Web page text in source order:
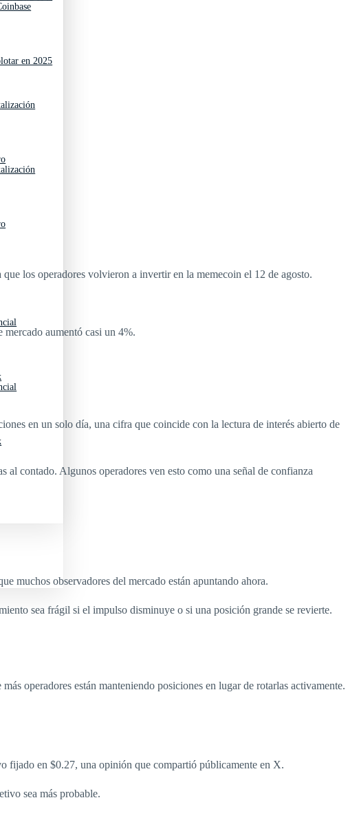
en 2025
los operadores volvieron a invertir en la memecoin el 12 de agosto.
aumentó casi un 4%.
en un solo día, una cifra que coincide con la lectura de interés abierto de
contado. Algunos operadores ven esto como una señal de confianza
muchos observadores del mercado están apuntando ahora.
sea frágil si el impulso disminuye o si una posición grande se revierte.
operadores están manteniendo posiciones en lugar de rotarlas activamente.
fijado en $0.27, una opinión que compartió públicamente en X.
sea más probable.